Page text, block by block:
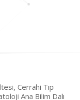
Cerrahi Tıp
Ana Bilim Dalı